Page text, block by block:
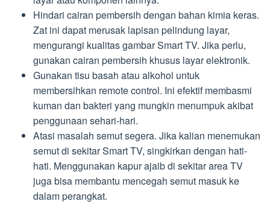
Hindari cairan pembersih dengan bahan kimia keras.
Zat ini dapat merusak lapisan pelindung layar,
mengurangi kualitas gambar Smart TV. Jika perlu,
gunakan cairan pembersih khusus layar elektronik.
Gunakan tisu basah atau alkohol untuk
membersihkan remote control. Ini efektif membasmi
kuman dan bakteri yang mungkin menumpuk akibat
penggunaan sehari-hari.
Atasi masalah semut segera. Jika kalian menemukan
semut di sekitar Smart TV, singkirkan dengan hati-
hati. Menggunakan kapur ajaib di sekitar area TV
juga bisa membantu mencegah semut masuk ke
dalam perangkat.